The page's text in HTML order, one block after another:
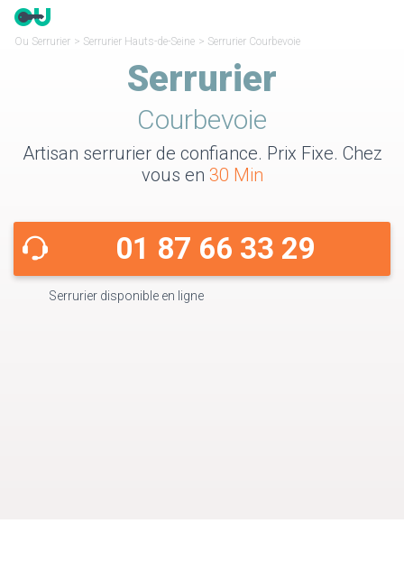
Ou Serrurier > Serrurier Hauts-de-Seine > Serrurier Courbevoie
Serrurier
Courbevoie
Artisan serrurier de confiance. Prix Fixe. Chez
vous en 30 Min
01 87 66 33 29
Serrurier disponible en ligne